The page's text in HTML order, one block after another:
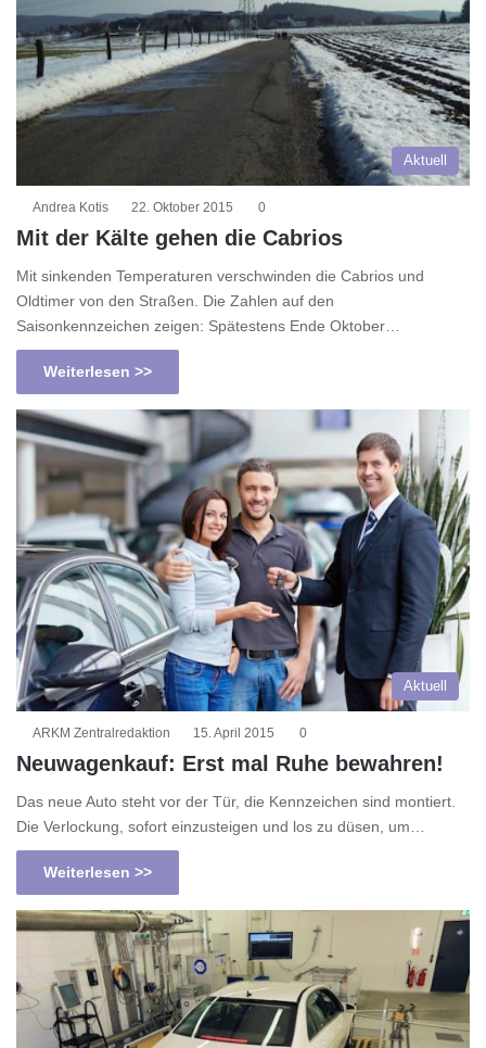
Aktuell
Andrea Kotis 22. Oktober 2015 0
Mit der Kälte gehen die Cabrios
Mit sinkenden Temperaturen verschwinden die Cabrios und
Oldtimer von den Straßen. Die Zahlen auf den
Saisonkennzeichen zeigen: Spätestens Ende Oktober…
Weiterlesen >>
Aktuell
ARKM Zentralredaktion 15. April 2015 0
Neuwagenkauf: Erst mal Ruhe bewahren!
Das neue Auto steht vor der Tür, die Kennzeichen sind montiert.
Die Verlockung, sofort einzusteigen und los zu düsen, um…
Weiterlesen >>